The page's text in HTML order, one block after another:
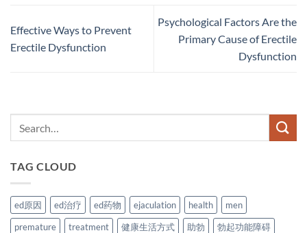
Effective Ways to Prevent
Erectile Dysfunction
Psychological Factors Are the
Primary Cause of Erectile
Dysfunction​
TAG CLOUD
ed原因 ed治疗 ed药物 ejaculation health
men
premature
treatment 健康生活方式 助勃
勃起功能障碍